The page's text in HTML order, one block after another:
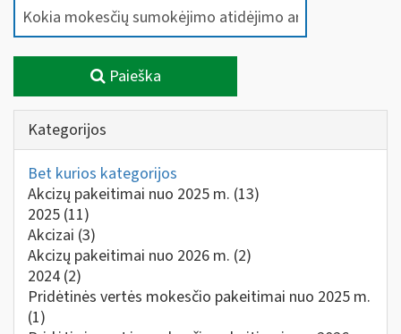
Paieška
Kategorijos
Bet kurios kategorijos
Akcizų pakeitimai nuo 2025 m. (13)
2025 (11)
Akcizai (3)
Akcizų pakeitimai nuo 2026 m. (2)
2024 (2)
Pridėtinės vertės mokesčio pakeitimai nuo 2025 m.
(1)